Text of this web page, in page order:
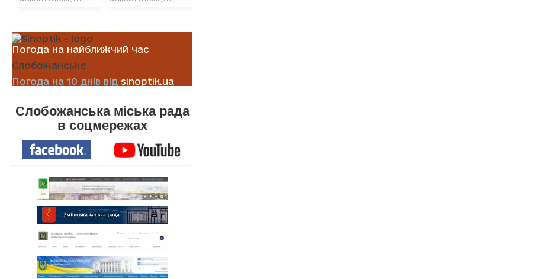
Погода на найближчий час
Слобожанське
Погода на 10 днів від sinoptik.ua
Слобожанська міська рада
в соцмережах